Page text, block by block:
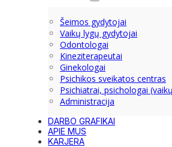
Šeimos gydytojai
Vaikų lygų gydytojai
Odontologai
Kineziterapeutai
Ginekologai
Psichikos sveikatos centras
Psichiatrai, psichologai
Administracija
DARBO GRAFIKAI
APIE MUS
KARJERA